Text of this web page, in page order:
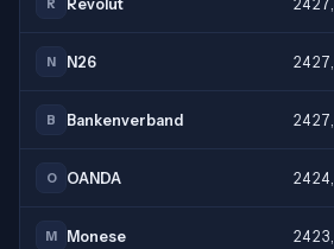
R Revolut
N N26
B Bankenverband
O OANDA
M Monese